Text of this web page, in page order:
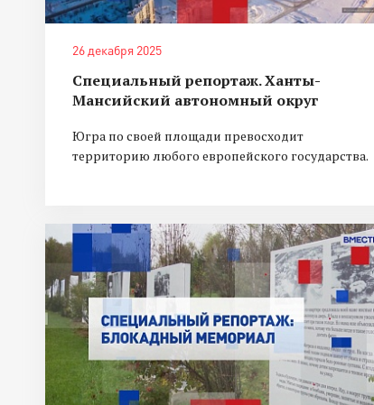
26 декабря 2025
Специальный репортаж. Ханты-
Мансийский автономный округ
Югра по своей площади превосходит
территорию любого европейского государства.